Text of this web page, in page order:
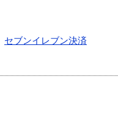
セブンイレブン決済